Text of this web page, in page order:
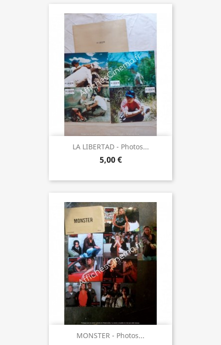
LA LIBERTAD - Photos...
5,00 €
MONSTER - Photos...